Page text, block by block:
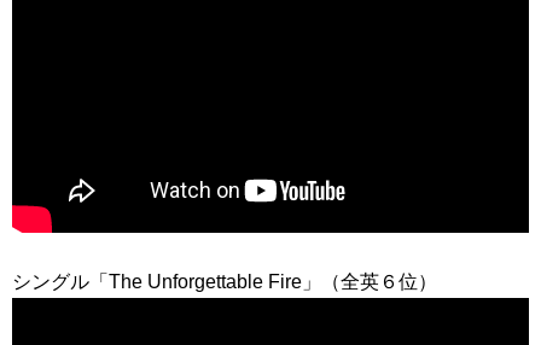
シングル「The Unforgettable Fire」（全英６位）